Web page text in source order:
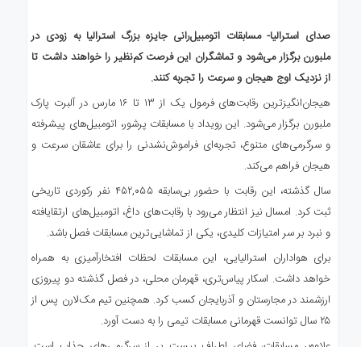
ارتباط
صدای استرالیا- مسابقات اتومبیل‌رانی جایزه بزرگ استرالیا به زودی در
ملبورن برگزار می‌شود و تماشگران این فرصت کم‌نظیر را خواهند داشت تا
از نزدیک اوج هیجان و سرعت را تجربه کنند.
هیجان‌انگیزترین رقابت‌های فرمول یک از ۱۳ تا ۱۶ مارس در آلبرت پارک
ملبورن برگزار می‌شود. این رویداد با مسابقات پرشور، اتومبیل‌های پیشرفته
و سرگرمی‌های متنوع، تجربه‌ای فراموش‌نشدنی را برای عاشقان سرعت و
هیجان فراهم می‌کند.
سال گذشته، این رقابت با حضور بی‌سابقه ۴۵۲,۰۵۵ نفر رکوردی تاریخی
ثبت کرد. امسال نیز انتظار می‌رود با رقابت‌های داغ، اتومبیل‌های ارتقایافته
و نبرد بر سر امتیازات کلیدی، یکی از تماشایی‌ترین مسابقات فصل باشد.
برای هواداران استرالیایی، این مسابقات لحظات افتخارآمیزی به همراه
خواهد داشت. اسکار پیاس‌تری، قهرمان محلی، در فصل گذشته دو پیروزی
ارزشمند در مجارستان و آذربایجان کسب کرد. همچنین تیم مک‌لارن پس از
۲۵ سال توانست قهرمانی مسابقات تیمی را به دست آورد.